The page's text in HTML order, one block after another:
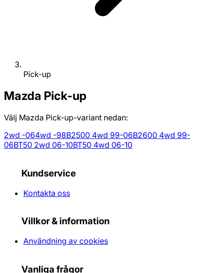
Pick-up
Mazda Pick-up
Välj Mazda Pick-up-variant nedan:
2wd -064wd -98B2500 4wd 99-06B2600 4wd 99-
06BT50 2wd 06-10BT50 4wd 06-10
Kundservice
Kontakta oss
Villkor & information
Användning av cookies
Vanliga frågor